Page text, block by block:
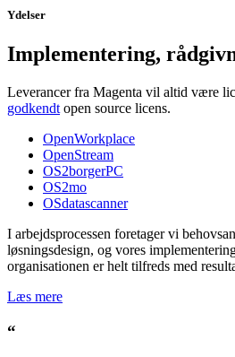
Ydelser
Implementering,
Leverancer fra Magenta vil altid være
godkendt open source licens.
OpenWorkplace
OpenStream
OS2borgerPC
OS2mo
OSdatascanner
I arbejdsprocessen foretager vi
løsningsdesign, og vores
organisationen er helt tilfreds med
Læs mere
“